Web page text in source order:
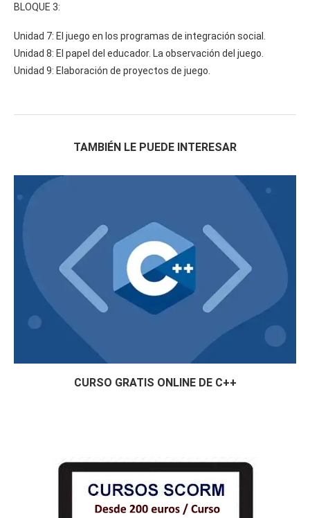
BLOQUE 3:
Unidad 7: El juego en los programas de integración social.
Unidad 8: El papel del educador. La observación del juego.
Unidad 9: Elaboración de proyectos de juego.
TAMBIÉN LE PUEDE INTERESAR
CURSO GRATIS ONLINE DE C++